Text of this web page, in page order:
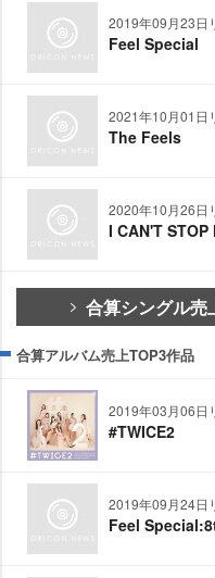
2019年09月23日
Feel Special
2021年10月01日
The Feels
2020年10月26日
I CAN'T STOP
合算シングル売
合算アルバム売上TOP3作品
2019年03月06日
#TWICE2
2019年09月24日
Feel